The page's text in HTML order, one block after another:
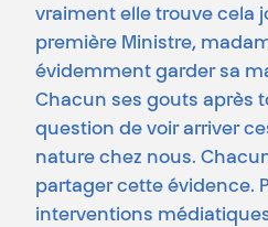
vraiment elle trouve cela
première Ministre,
évidemment garder sa
Chacun ses gouts après
question de voir arriver
nature chez nous.
partager cette évidence.
interventions